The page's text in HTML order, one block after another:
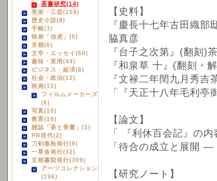
茶書研究(14)
美術・工芸(159)
歴史小説(8)
手帳(3)
映画「信虎」(5)
京都(6)
文学・エッセイ(60)
趣味・実用(44)
ビジネス・経済(8)
社会・政治(12)
映画(15)
フィルムメーカーズ
(6)
写真(10)
教育(16)
雑誌「茶と骨董」(1)
PR現代(2)
刀剣春秋発行(9)
一草舎発行(32)
京都書院発行(309)
アーツコレクション
(196)
【史料】
『慶長十七年古田織
脇真彦
『台子之次第』(翻刻)
『和泉草 十』(翻刻・
『文禄二年閏九月秀
「『天正十八年毛利
【論文】
「 『利休百会記』の
「待合の成立と展開
【研究ノート】